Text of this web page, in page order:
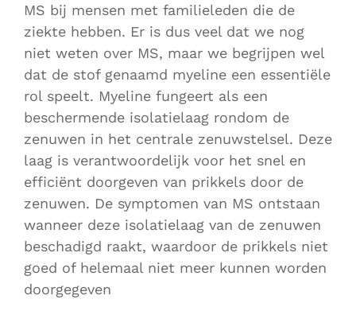
MS bij mensen met familieleden die de
ziekte hebben. Er is dus veel dat we nog
niet weten over MS, maar we begrijpen wel
dat de stof genaamd myeline een essentiële
rol speelt. Myeline fungeert als een
beschermende isolatielaag rondom de
zenuwen in het centrale zenuwstelsel. Deze
laag is verantwoordelijk voor het snel en
efficiënt doorgeven van prikkels door de
zenuwen. De symptomen van MS ontstaan
wanneer deze isolatielaag van de zenuwen
beschadigd raakt, waardoor de prikkels niet
goed of helemaal niet meer kunnen worden
doorgegeven